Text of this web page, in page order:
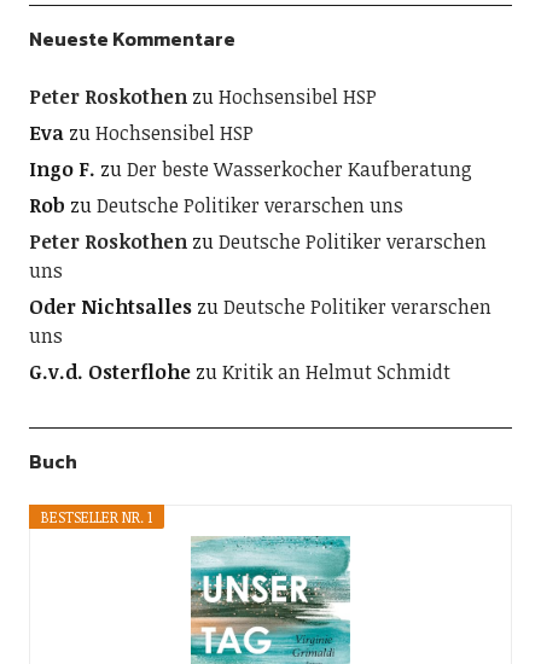
Neueste Kommentare
Peter RoskothenzuHochsensibel HSP
EvazuHochsensibel HSP
Ingo F. zuDer beste Wasserkocher Kaufberatung
Rob zuDeutsche Politiker verarschen uns
Peter RoskothenzuDeutsche Politiker verarschen
uns
Oder NichtsalleszuDeutsche Politiker verarschen
uns
G.v.d. OsterflohezuKritik an Helmut Schmidt
Buch
BESTSELLER NR. 1